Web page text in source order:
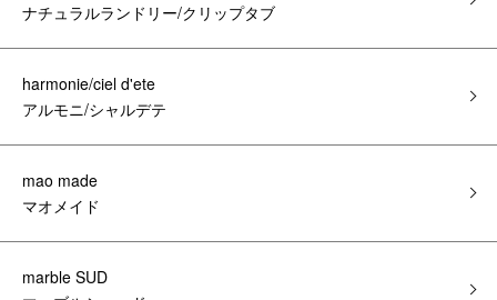
ナチュラルランドリー/クリップタブ
harmonie/ciel d'ete
アルモニ/シャルデテ
mao made
マオメイド
marble SUD